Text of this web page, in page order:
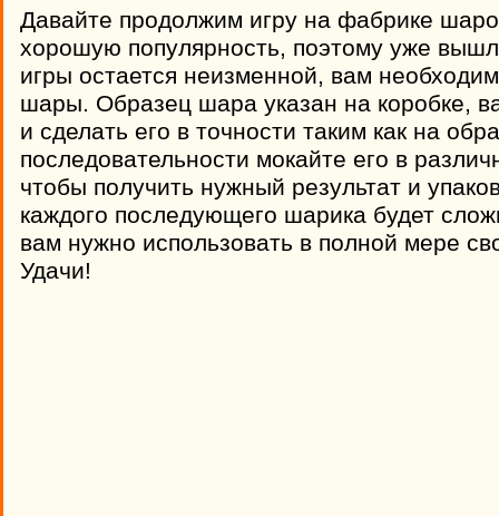
Давайте продолжим игру на фабрике
хорошую популярность, поэтому уже
игры остается неизменной, вам
шары. Образец шара указан на коробке,
и сделать его в точности таким как на
последовательности мокайте его в
чтобы получить нужный результат и
каждого последующего шарика будет
вам нужно использовать в полной мере
Удачи!